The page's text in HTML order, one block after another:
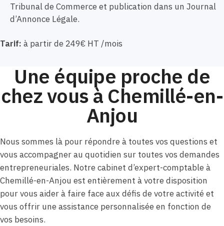
Tribunal de Commerce et publication dans un Journal
d’Annonce Légale.
Tarif: à partir de 249€ HT /mois
Une équipe proche de
chez vous à Chemillé-en-
Anjou
Nous sommes là pour répondre à toutes vos questions et
vous accompagner au quotidien sur toutes vos demandes
entrepreneuriales. Notre cabinet d’expert-comptable à
Chemillé-en-Anjou est entièrement à votre disposition
pour vous aider à faire face aux défis de votre activité et
vous offrir une assistance personnalisée en fonction de
vos besoins.